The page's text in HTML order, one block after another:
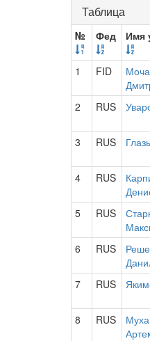
Таблица
№ Фед Имя
1
FID
2 RUS
3 RUS
4 RUS
5 RUS
6 RUS
7 RUS
8 RUS